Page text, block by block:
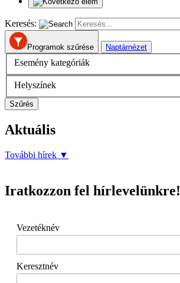
Keresés:
Programok szűrése Naptárnézet
Esemény kategóriák
Helyszínek
Szűrés
Aktuális
További hírek ▼
Iratkozzon fel hírlevelünkre!
Vezetéknév
Keresztnév